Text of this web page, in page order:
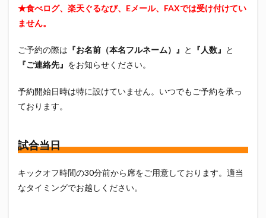
★食べログ、楽天ぐるなび、Eメール、FAXでは受け付けてい
ません。
ご予約の際は 『お名前（本名フルネーム）』 と 『人数』 と
『ご連絡先』 をお知らせください。
予約開始日時は特に設けていません。いつでもご予約を承っ
ております。
試合当日
キックオフ時間の30分前から席をご用意しております。適当
なタイミングでお越しください。
赤石聖
鄭大世 鈴木Γ
鈴木将平
鈴木矢魔破
静岡のお酒とおでんを愛でる会
静岡麦酒
駒越食品
鹿島アントラーズ
黒はんぺん
検索